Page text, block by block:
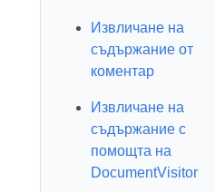
Извличане на
съдържание от
коментар
Извличане на
съдържание с
помощта на
DocumentVisitor